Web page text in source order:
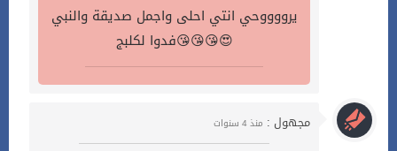
يرووووحي انتي احلى واجمل صديقة والنبي
😍😘😘😘فدوا لكلبج
مجهول : منذ 4 سنوات